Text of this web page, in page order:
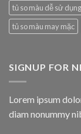
tủ so màu dễ sử dụng
tủ so màu may mặc
SIGNUP FOR
Lorem ipsum
diam nonummy